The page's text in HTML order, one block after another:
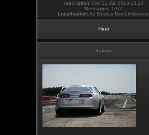
Inscription:Dim 21 Juil 2013 13:24
Messages: 1972
Localisation:Au Dessus Des Limitations.
Haut
Katana